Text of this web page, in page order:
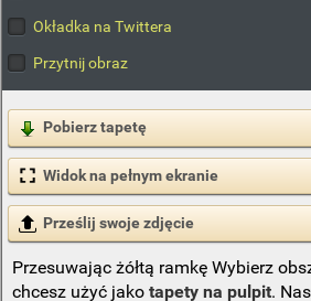
Okładka na Twittera
Przytnij obraz
Pobierz tapetę
Widok na pełnym ekranie
Prześlij swoje zdjęcie
Przesuwając żółtą ramkę Wybierz
chcesz użyć jako tapety na pulpit.